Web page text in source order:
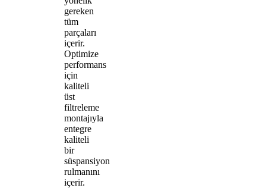
gereken
tüm
parçaları
içerir.
Optimize
performans
için
kaliteli
üst
filtreleme
montajıyla
entegre
kaliteli
bir
süspansiyon
rulmanını
içerir.